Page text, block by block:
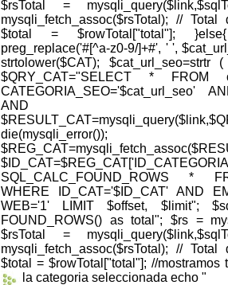
$rsTotal =
mysqli_fetch_assoc($rsTotal); //
$total = $rowTotal["total"];
preg_replace('#[^a-z0-9/]+#', ' ',
strtolower($CAT); $cat_url_seo=strtr
$QRY_CAT="SELECT * FROM
CATEGORIA_SEO='$cat_url_seo'
AND
die(mysqli_error());
SQL_CALC_FOUND_ROWS *
WHERE ID_CAT='$ID_CAT' AND
WEB='1' LIMIT $offset, $limit";
FOUND_ROWS() as total"; $rs =
$rsTotal =
mysqli_fetch_assoc($rsTotal); //
$total = $rowTotal["total"]; //
la categoria seleccionada echo "